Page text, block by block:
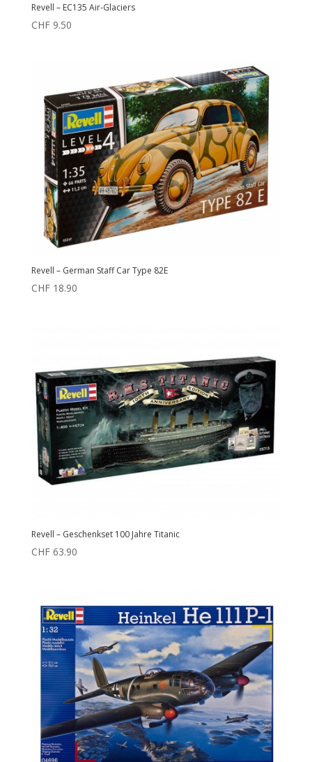
Revell – EC135 Air-Glaciers
CHF9.50
Revell – German Staff Car Type 82E
CHF18.90
Revell – Geschenkset 100 Jahre Titanic
CHF63.90